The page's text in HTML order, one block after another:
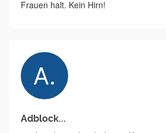
Frauen halt. Kein Hirn!
Adblock...